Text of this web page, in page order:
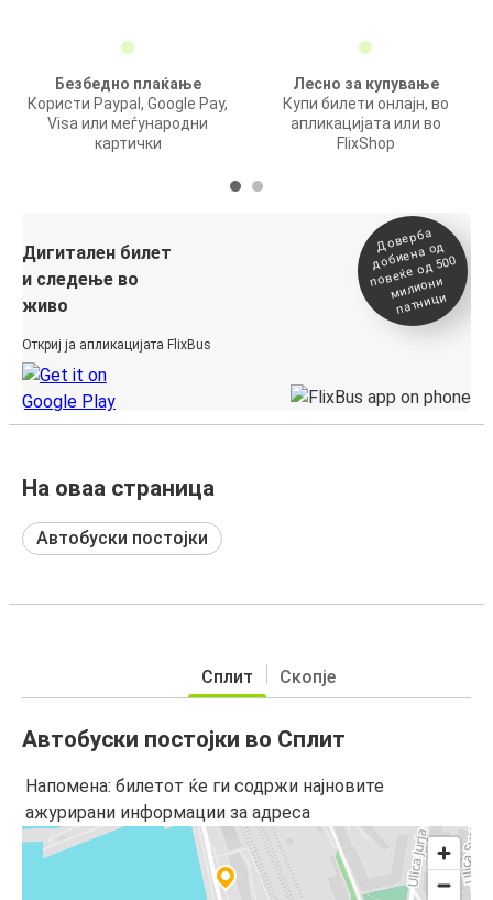
Безбедно плаќање
Користи Paypal, Google Pay,
Visa или меѓународни
картички
Лесно за купување
Купи билети онлајн, во
апликацијата или во
FlixShop
Дигитален билет
и следење во
живо
Откриј ја апликацијата FlixBus
Доверба
добиена о
д
повеќе о
д 500
милиони
патници
На оваа страница
Автобуски постојки
Сплит Скопје
Автобуски постојки во Сплит
Напомена: билетот ќе ги содржи најновите
ажурирани информации за адреса